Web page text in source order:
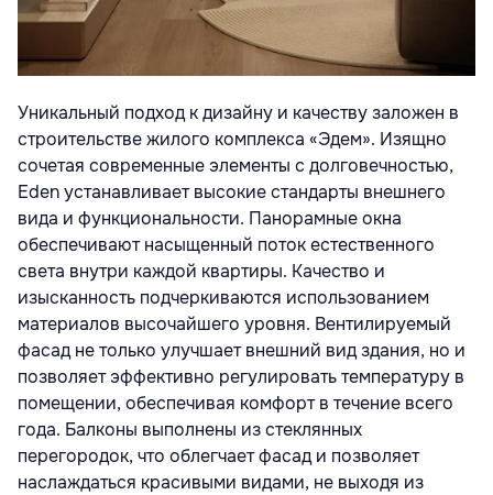
Уникальный подход к дизайну и качеству заложен в
строительстве жилого комплекса «Эдем». Изящно
сочетая современные элементы с долговечностью,
Eden устанавливает высокие стандарты внешнего
вида и функциональности. Панорамные окна
обеспечивают насыщенный поток естественного
света внутри каждой квартиры. Качество и
изысканность подчеркиваются использованием
материалов высочайшего уровня. Вентилируемый
фасад не только улучшает внешний вид здания, но и
позволяет эффективно регулировать температуру в
помещении, обеспечивая комфорт в течение всего
года. Балконы выполнены из стеклянных
перегородок, что облегчает фасад и позволяет
наслаждаться красивыми видами, не выходя из